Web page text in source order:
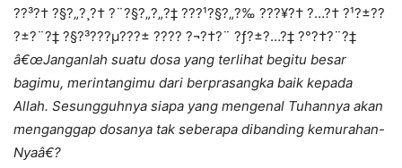
?­?³?† ?§?„?¸?† ?¨?§?„?„?‡ ???¹?§?„?‰ ???¥?† ?…?† ?¹?±??
?±?¨?‡ ?§?³???µ???± ???? ?¬?†?¨ ?ƒ?±?…?‡ ?°?†?¨?‡
â€œJanganlah suatu dosa yang terlihat begitu besar
bagimu, merintangimu dari berprasangka baik kepada
Allah. Sesungguhnya siapa yang mengenal Tuhannya akan
menganggap dosanya tak seberapa dibanding kemurahan-
Nyaâ€?